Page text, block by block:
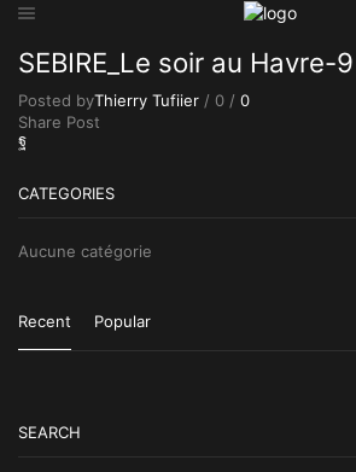
SEBIRE_Le soir au Havre-9
Posted byThierry Tufiier / 0 / 0
Share Post
CATEGORIES
Aucune catégorie
Recent Popular
SEARCH